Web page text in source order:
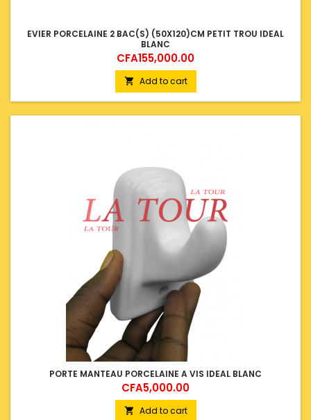
EVIER PORCELAINE 2 BAC(S) (50X120)CM PETIT TROU IDEAL
BLANC
Price
CFA155,000.00
 Add to cart
PORTE MANTEAU PORCELAINE A VIS IDEAL BLANC
Price
CFA5,000.00
 Add to cart